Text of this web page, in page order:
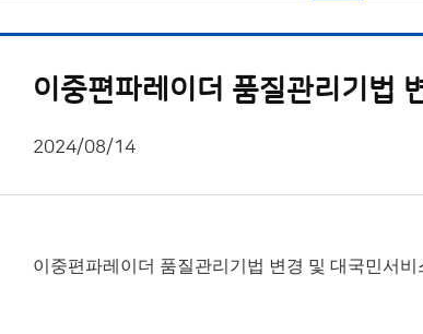
이중편파레이더 품질관리기법
2024/08/14
이중편파레이더 품질관리기법 변경 및 대국민서비